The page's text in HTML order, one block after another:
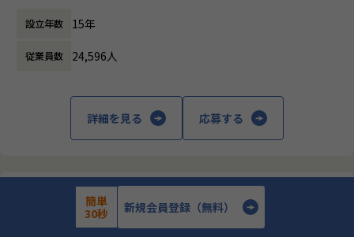
Spring Boot
アプリケーション開発演習
■2025年2月入社/23歳/文系大学卒
ITエンジニアへの転職を希望して入社。
■配属プロジェクト
に渡ります。いわゆる技術者派遣と呼ばれ
働く場所に関わらない事業支援や最新技術を
用いた研究開発などを行っています。
程プロジェクトの増加といった世の中で技術
者集団として価値提供を行うために、エンジ
ニアが生涯活躍できる環境を考え事業運営を
設立年数 15年
従業員数 24,596人
詳細を見る 応募する
株式会社テクノプロ・デザイン
【全国/AI・DXエンジニア/PythonまたはSQL学習経験】総合技
簡単
30秒
新規会員登録（無料）